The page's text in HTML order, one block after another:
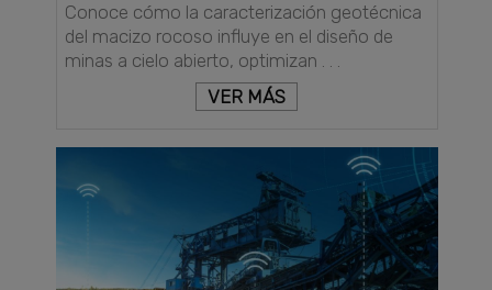
Conoce cómo la caracterización geotécnica
del macizo rocoso influye en el diseño de
minas a cielo abierto, optimizan . . .
VER MÁS